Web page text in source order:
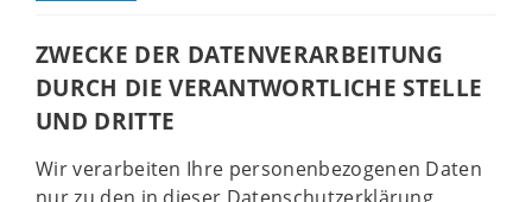
ZWECKE DER DATENVERARBEITUNG
DURCH DIE VERANTWORTLICHE STELLE
UND DRITTE
Wir verarbeiten Ihre personenbezogenen Daten